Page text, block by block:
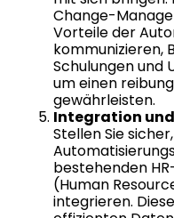
Change-
Vorteile der
kommunizieren,
Schulungen und
um einen
gewährleisten.
Integration
Stellen Sie
bestehenden
(Human
integrieren.